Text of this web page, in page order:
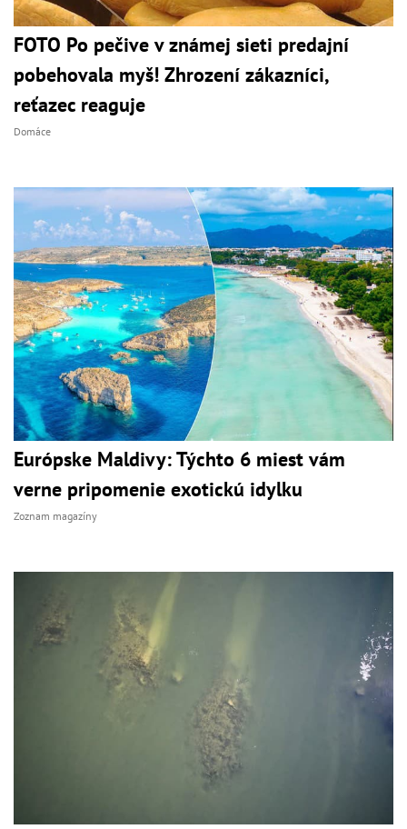
FOTO Po pečive v známej sieti predajní
pobehovala myš! Zhrození zákazníci,
reťazec reaguje
Domáce
Európske Maldivy: Týchto 6 miest vám
verne pripomenie exotickú idylku
Zoznam magazíny